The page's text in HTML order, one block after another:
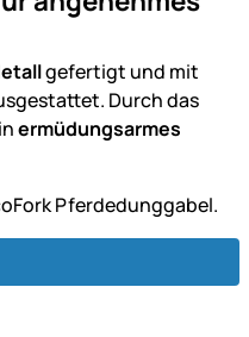
gefertigt und mit
Durch das
ermüdungsarmes
Pferdedunggabel.